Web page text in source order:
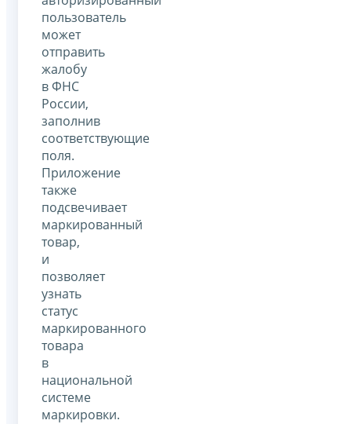
пользователь
может
отправить
жалобу
в ФНС
России,
заполнив
соответствующие
поля.
Приложение
также
подсвечивает
маркированный
товар,
и
позволяет
узнать
статус
маркированного
товара
в
национальной
системе
маркировки.